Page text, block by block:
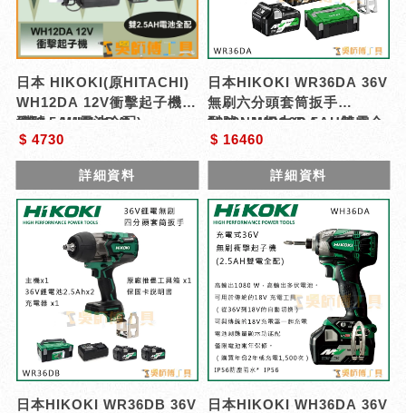
日本 HIKOKI(原HITACHI)
WH12DA 12V衝擊起子機
(雙2.5AH電池全配)
型號 : WH12DA
$ 4730
詳細資料
日本HIKOKI WR36DA 36V
無刷六分頭套筒扳手
1800NM扭力(2.5AH雙電全
配)
型號 : WR36DA
$ 16460
詳細資料
日本HIKOKI WR36DB 36V
日本HIKOKI WH36DA 36V